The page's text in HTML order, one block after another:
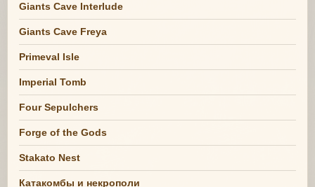
Giants Cave Interlude
Giants Cave Freya
Primeval Isle
Imperial Tomb
Four Sepulchers
Forge of the Gods
Stakato Nest
Катакомбы и некрополи